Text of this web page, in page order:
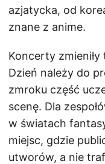
azjatycka, od
znane z anime.
Koncerty
Dzień należy do
zmroku część
scenę. Dla
w światach
miejsc, gdzie
utworów, a nie